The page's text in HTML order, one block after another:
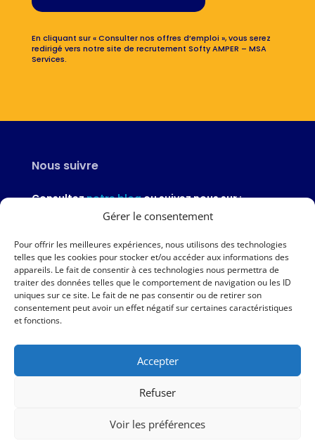
Gérer le consentement
Pour offrir les meilleures expériences, nous utilisons des technologies
telles que les cookies pour stocker et/ou accéder aux informations des
appareils. Le fait de consentir à ces technologies nous permettra de
traiter des données telles que le comportement de navigation ou les ID
uniques sur ce site. Le fait de ne pas consentir ou de retirer son
consentement peut avoir un effet négatif sur certaines caractéristiques
et fonctions.
Accepter
Refuser
Voir les préférences
En cliquant sur « Consulter nos offres d’emploi », vous serez
redirigé vers notre site de recrutement Softy AMPER – MSA
Services.
Nous suivre
Consulteznotre blogou suivez nous sur :
Nous contacter
02 97 46 51 97
Nous écrire
AMPER – 6 avenue du Général Borgnis-Desbordes – VANNES
Politique de protection des données